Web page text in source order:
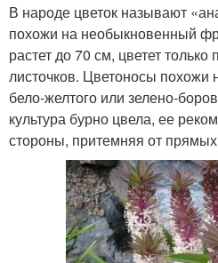
В народе цветок называют
похожи на необыкновенный
растет до 70 см, цветет
листочков. Цветоносы похожи
бело-желтого или зелено-
культура бурно цвела, ее
стороны, притемняя от